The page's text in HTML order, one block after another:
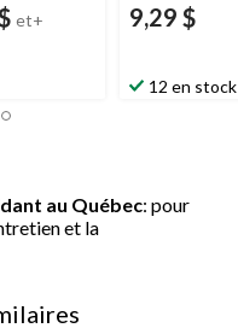
et+ 9,29 $
12 en stock
au Québec: pour
et la